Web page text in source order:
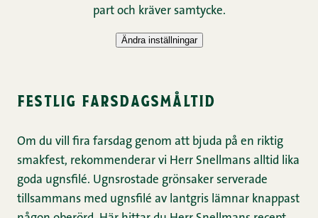
festlig farsdagsmåltid
Om du vill fira farsdag genom att bjuda på en riktig
smakfest, rekommenderar vi Herr Snellmans alltid lika
goda ugnsfilé. Ugnsrostade grönsaker serverade
tillsammans med ugnsfilé av lantgris lämnar knappast